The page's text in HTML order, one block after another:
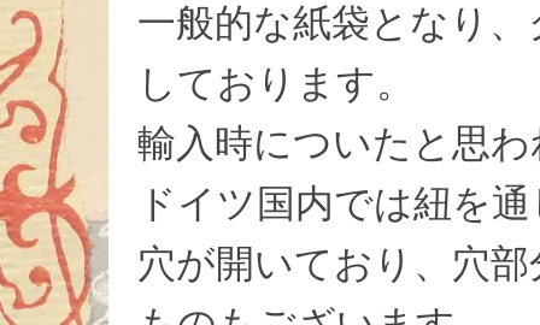
一般的な紙袋となり
しております。
輸入時についたと思
ドイツ国内では紐を
穴が開いており、穴